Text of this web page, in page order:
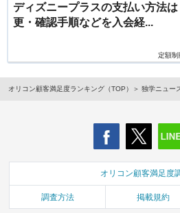
ディズニープラスの支払い方法
更・確認手順などを入会経...
定額制
オリコン顧客満足度ランキング（TOP） 独学ニュー
オリコン顧客満足度
調査方法 掲載規約